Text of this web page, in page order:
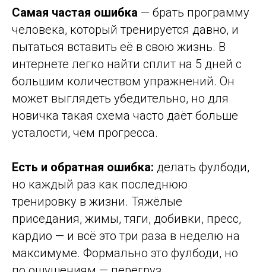
Самая частая ошибка — брать программу
человека, который тренируется давно, и
пытаться вставить её в свою жизнь. В
интернете легко найти сплит на 5 дней с
большим количеством упражнений. Он
может выглядеть убедительно, но для
новичка такая схема часто даёт больше
усталости, чем прогресса.
Есть и обратная ошибка: делать фулбоди,
но каждый раз как последнюю
тренировку в жизни. Тяжёлые
приседания, жимы, тяги, добивки, пресс,
кардио — и всё это три раза в неделю на
максимуме. Формально это фулбоди, но